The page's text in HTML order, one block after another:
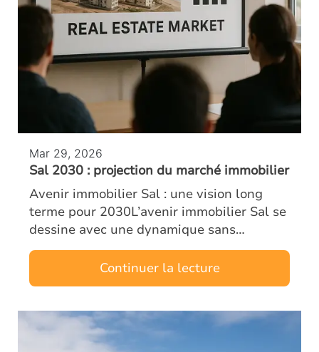
Mar 29, 2026
Sal 2030 : projection du marché immobilier
Avenir immobilier Sal : une vision long
terme pour 2030L’avenir immobilier Sal se
dessine avec une dynamique sans
précédent. Dès aujourd’hui, investisseurs
et analystes observent une transformation
pr…
Continuer la lecture